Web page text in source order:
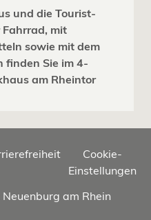
und die Tourist-
mit
sowie mit dem
finden Sie im 4-
am Rheintor
Cookie-
Einstellungen
am Rhein